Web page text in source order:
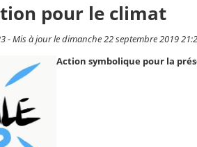
pour le climat
- Mis à jour le dimanche 22 septembre 2019
Action symbolique pour la